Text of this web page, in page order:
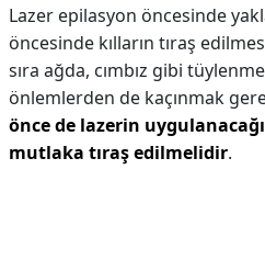
Lazer epilasyon öncesinde
öncesinde kılların tıraş
sıra ağda, cımbız gibi
önlemlerden de kaçınmak
önce de lazerin
mutlaka tıraş edilmelidir.